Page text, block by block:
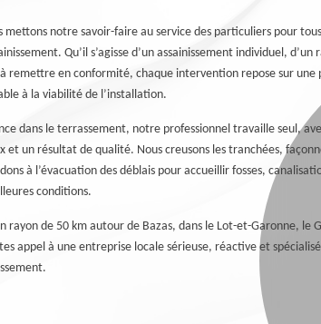
mettons notre savoir-faire au service des particuliers pour
Qu’il s’agisse d’un assainissement individuel,
à remettre en conformité, chaque intervention repose sur
à la viabilité de l’installation.
dans le terrassement, notre professionnel travaille seul,
et un résultat de qualité. Nous creusons les tranchées,
à l’évacuation des déblais pour accueillir fosses,
conditions.
rayon de 50 km autour de Bazas, dans le Lot-et-Garonne, le
appel à une entreprise locale sérieuse, réactive et